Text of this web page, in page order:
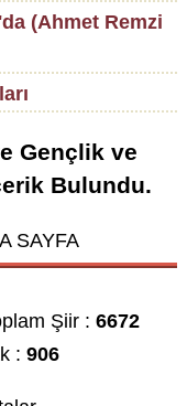
(Ahmet Remzi
Gençlik ve
Bulundu.
SAYFA
Şiir :6672
:906